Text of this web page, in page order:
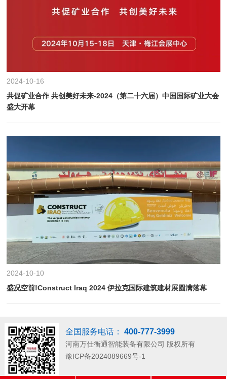
2024-10-16
共促矿业合作 共创美好未来-2024（第二十六届）中国国际矿业大会
盛大开幕
2024-10-10
盛况空前!Construct Iraq 2024 伊拉克国际建筑建材展圆满落幕
全国服务电话： 400-777-3999
河南万仕衡通智能装备有限公司
版权所有
豫ICP备2024089669号-1